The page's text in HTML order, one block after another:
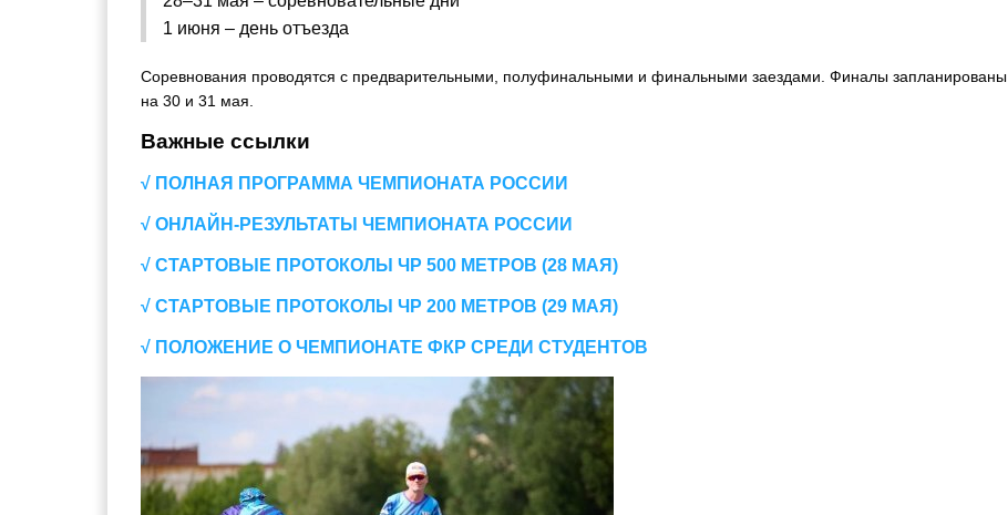
1 июня – день отъезда
Соревнования проводятся с предварительными, полуфинальными и финальными заездами. Финалы запланированы
на 30 и 31 мая.
Важные ссылки
√ ПОЛНАЯ ПРОГРАММА ЧЕМПИОНАТА РОССИИ
√ ОНЛАЙН-РЕЗУЛЬТАТЫ ЧЕМПИОНАТА РОССИИ
√ СТАРТОВЫЕ ПРОТОКОЛЫ ЧР 500 МЕТРОВ (28 МАЯ)
√ СТАРТОВЫЕ ПРОТОКОЛЫ ЧР 200 МЕТРОВ (29 МАЯ)
√ ПОЛОЖЕНИЕ О ЧЕМПИОНАТЕ ФКР СРЕДИ СТУДЕНТОВ